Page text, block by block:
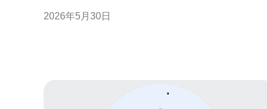
合部署，可显著降低部署成本并提升用户体验。 3. 风
2026年5月30日